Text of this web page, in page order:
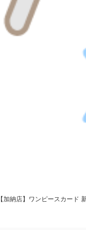
【加納店】ワンピースカード